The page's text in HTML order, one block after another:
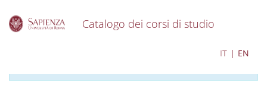
Catalogo dei corsi di studio
IT EN
I contenuti del catalogo per l'a.a. 2026-2027 sono in